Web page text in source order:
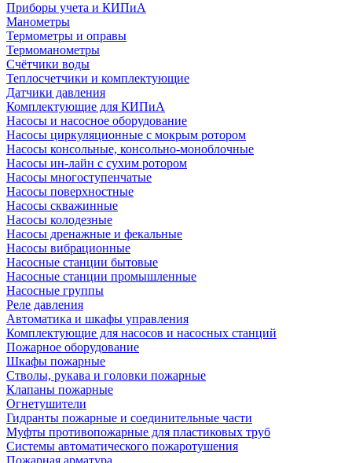
Приборы учета и КИПиА
Манометры
Термометры и оправы
Термоманометры
Счётчики воды
Теплосчетчики и комплектующие
Датчики давления
Комплектующие для КИПиА
Насосы и насосное оборудование
Насосы циркуляционные с мокрым ротором
Насосы консольные, консольно-моноблочные
Насосы ин-лайн с сухим ротором
Насосы многоступенчатые
Насосы поверхностные
Насосы скважинные
Насосы колодезные
Насосы дренажные и фекальные
Насосы вибрационные
Насосные станции бытовые
Насосные станции промышленные
Насосные группы
Реле давления
Автоматика и шкафы управления
Комплектующие для насосов и насосных станций
Пожарное оборудование
Шкафы пожарные
Стволы, рукава и головки пожарные
Клапаны пожарные
Огнетушители
Гидранты пожарные и соединительные части
Муфты противопожарные для пластиковых труб
Системы автоматического пожаротушения
Пожарная арматура